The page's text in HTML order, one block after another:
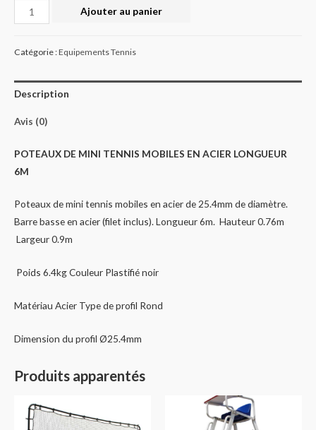
Quantité Ajouter au panier
Catégorie :Equipements Tennis
Description
Avis (0)
POTEAUX DE MINI TENNIS MOBILES EN ACIER LONGUEUR
6M
Poteaux de mini tennis mobiles en acier de 25.4mm de diamètre.
Barre basse en acier (filet inclus). Longueur 6m. Hauteur 0.76m
Largeur 0.9m
Poids 6.4kg Couleur Plastifié noir
Matériau Acier Type de profil Rond
Dimension du profil Ø25.4mm
Produits apparentés